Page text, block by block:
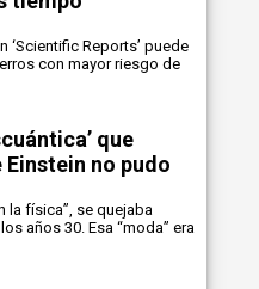
Reports’ puede
con mayor riesgo de
que
Einstein no pudo
la física”, se quejaba
años 30. Esa “moda” era